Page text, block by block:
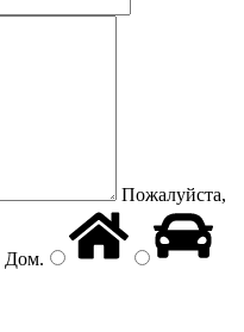
Пожалуйста,
Дом.